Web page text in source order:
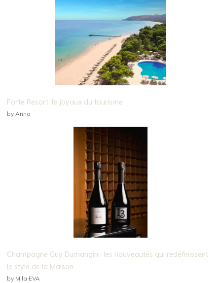
Forte Resort, le joyaux du tourisme
by Anna
Champagne Guy Dumangin : les nouveautés qui redéfinissent
le style de la Maison
by Mila EVA